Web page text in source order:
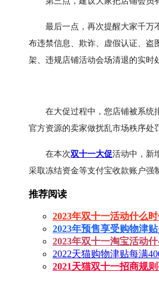
最后一点，再次提醒大家千万
布违禁信息、欺诈、虚假认证、盗
架、违规店铺活动会场清退的实时
在大促过程中，您店铺被系统
官方资源的卖家做扰乱市场秩序处
在本次双十一大促活动中，新
采取冻结资金等支付宝收款账户强
推荐阅读
2023年双十一活动什么
2023年预售享受购物津
2023年双十一淘宝活动
2022天猫购物津贴每满
2021天猫双十一招商规